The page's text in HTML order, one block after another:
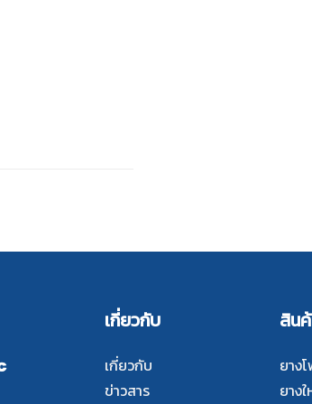
เกี่ยวกับ
เกี่ยวกับ
ข่าวสาร
สิน
ยาง
ยาง